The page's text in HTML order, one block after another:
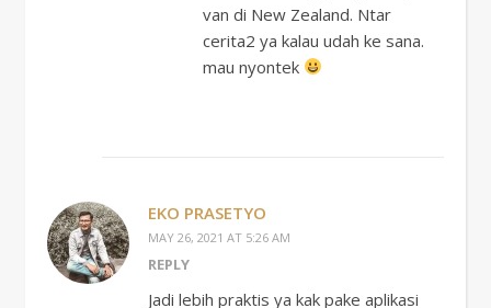
van di New Zealand. Ntar
cerita2 ya kalau udah ke sana.
mau nyontek
EKO PRASETYO
MAY 26, 2021 AT 5:26 AM
REPLY
Jadi lebih praktis ya kak pake aplikasi